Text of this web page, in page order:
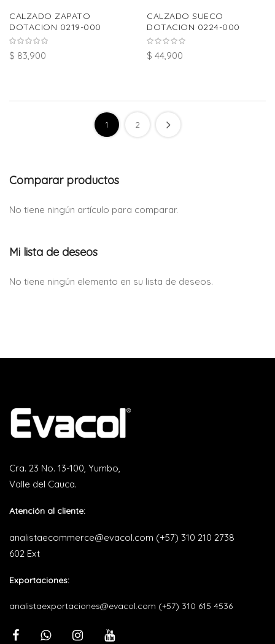
CALZADO ZAPATO
DOTACION 0219-000
$ 83,900
CALZADO SUECO
DOTACION 0224-000
$ 44,900
1 2
Comparar productos
No tiene ningún artículo para comparar.
Mi lista de deseos
No tiene ningún elemento en su lista de deseos.
Cra. 23 No. 13-100, Yumbo,
Valle del Cauca.
Atención al cliente:
analistaecommerce@evacol.com (+57) 310 210 2738
602 Ext
Exportaciones:
analistaexportaciones@evacol.com (+57) 310 615 4536